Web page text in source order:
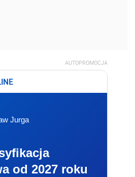
AUTOPROMOCJA
Jurga
od 2027 roku